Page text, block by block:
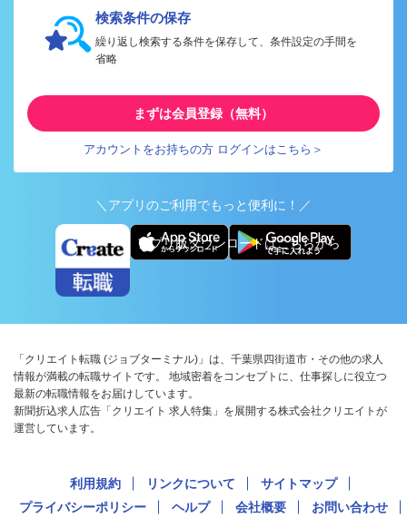
検索条件の保存
繰り返し検索する条件を保存して、条件設定の手間を
省略
まずは会員登録（無料）
アカウントをお持ちの方 ログインはこちら＞
＼アプリのご利用でもっと便利に！／
アプリ版ダウンロードはこちらから
「クリエイト転職 (ジョブターミナル)」は、千葉県四街道市・その他の求人
情報が満載の転職サイトです。 地域密着をコンセプトに、仕事探しに役立つ
最新の転職情報をお届けしています。
新聞折込求人広告「クリエイト 求人特集」を展開する株式会社クリエイトが
運営しています。
利用規約 リンクについて
サイトマップ
プライバシーポリシー
ヘルプ 会社概要 お問い合わせ